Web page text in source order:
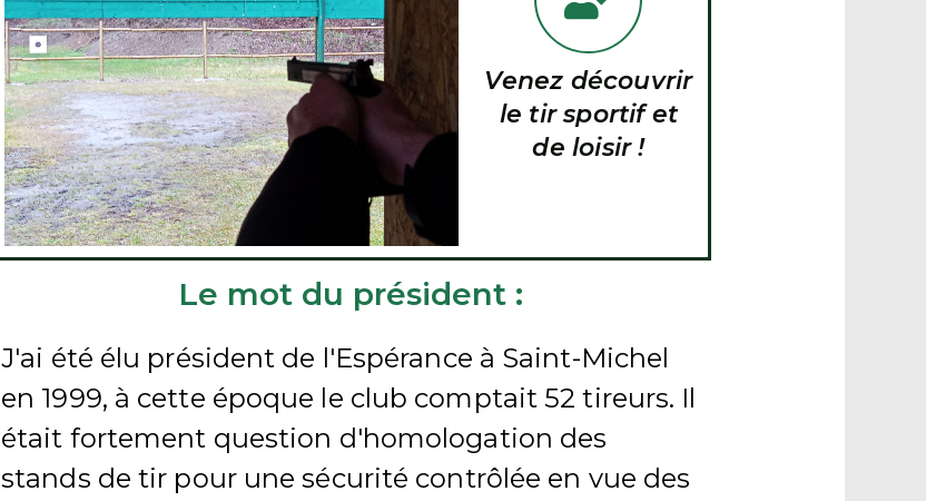
Venez découvrir
le tir sportif et
de loisir !
Le mot du président :
J'ai été élu président de l'Espérance à Saint-Michel
en 1999, à cette époque le club comptait 52 tireurs. Il
était fortement question d'homologation des
stands de tir pour une sécurité contrôlée en vue des